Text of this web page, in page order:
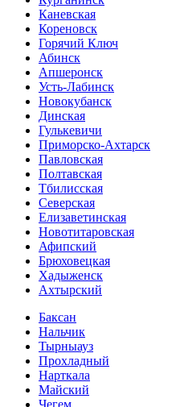
Каневская
Кореновск
Горячий Ключ
Абинск
Апшеронск
Усть-Лабинск
Новокубанск
Динская
Гулькевичи
Приморско-Ахтарск
Павловская
Полтавская
Тбилисская
Северская
Елизаветинская
Новотитаровская
Афипский
Брюховецкая
Хадыженск
Ахтырский
Баксан
Нальчик
Тырныауз
Прохладный
Нарткала
Майский
Чегем